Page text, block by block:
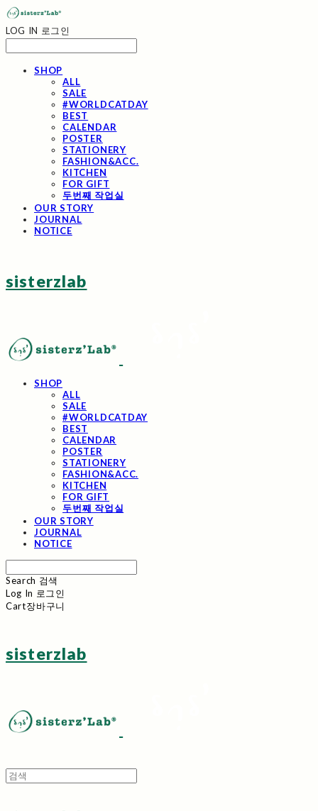
LOG IN 로그인
SHOP
ALL
SALE
#WORLDCATDAY
BEST
CALENDAR
POSTER
STATIONERY
FASHION&ACC.
KITCHEN
FOR GIFT
두번째 작업실
OUR STORY
JOURNAL
NOTICE
sisterzlab
SHOP
ALL
SALE
#WORLDCATDAY
BEST
CALENDAR
POSTER
STATIONERY
FASHION&ACC.
KITCHEN
FOR GIFT
두번째 작업실
OUR STORY
JOURNAL
NOTICE
Search 검색
Log In 로그인
Cart장바구니
sisterzlab